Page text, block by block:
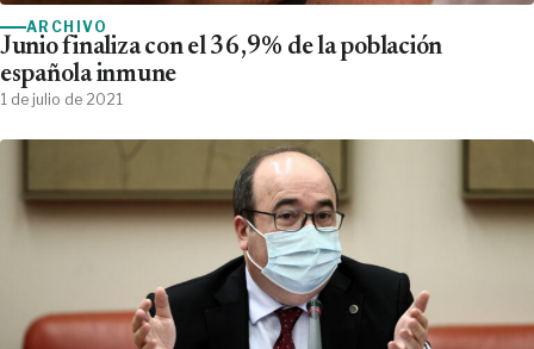
ARCHIVO
Junio finaliza con el 36,9% de la población
española inmune
1 de julio de 2021